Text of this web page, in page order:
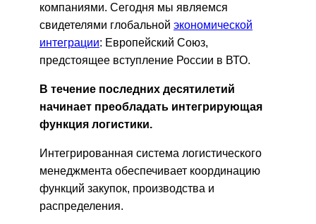
компаниями. Сегодня мы являемся
свидетелями глобальной экономической
интеграции: Европейский Союз,
предстоящее вступление России в ВТО.
В течение последних десятилетий
начинает преобладать интегрирующая
функция логистики.
Интегрированная система логистического
менеджмента обеспечивает координацию
функций закупок, производства и
распределения.